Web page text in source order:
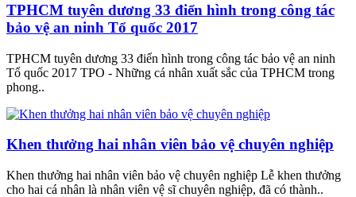
TPHCM tuyên dương 33 điển hình trong công tác
bảo vệ an ninh Tổ quốc 2017
TPHCM tuyên dương 33 điển hình trong công tác bảo vệ an ninh
Tổ quốc 2017 TPO - Những cá nhân xuất sắc của TPHCM trong
phong..
Khen thưởng hai nhân viên bảo vệ chuyên nghiệp
Khen thưởng hai nhân viên bảo vệ chuyên nghiệp Lễ khen thưởng
cho hai cá nhân là nhân viên vệ sĩ chuyên nghiệp, đã có thành..